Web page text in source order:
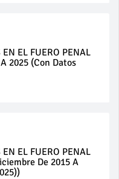
EL FUERO PENAL
2025 (con Datos
EL FUERO PENAL
De 2015 A